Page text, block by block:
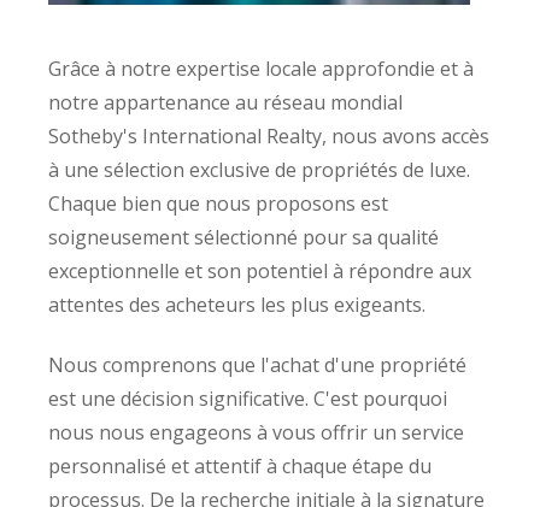
Grâce à notre expertise locale approfondie et à
notre appartenance au réseau mondial
Sotheby's International Realty, nous avons accès
à une sélection exclusive de propriétés de luxe.
Chaque bien que nous proposons est
soigneusement sélectionné pour sa qualité
exceptionnelle et son potentiel à répondre aux
attentes des acheteurs les plus exigeants.
Nous comprenons que l'achat d'une propriété
est une décision significative. C'est pourquoi
nous nous engageons à vous offrir un service
personnalisé et attentif à chaque étape du
processus. De la recherche initiale à la signature